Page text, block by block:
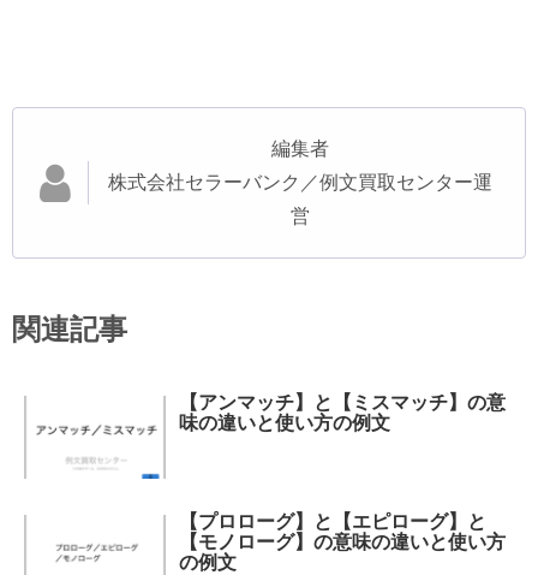
編集者
株式会社セラーバンク／例文買取センター運
営
関連記事
【アンマッチ】と【ミスマッチ】の意
味の違いと使い方の例文
【プロローグ】と【エピローグ】と
【モノローグ】の意味の違いと使い方
の例文